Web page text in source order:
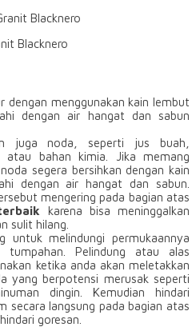
Blacknero
dengan menggunakan kain lembut
dengan air hangat dan sabun
juga noda, seperti jus buah,
atau bahan kimia. Jika memang
segera bersihkan dengan kain
dengan air hangat dan sabun.
mengering pada bagian atas
karena bisa meninggalkan
sulit hilang.
untuk melindungi permukaannya
tumpahan. Pelindung atau alas
ketika anda akan meletakkan
yang berpotensi merusak seperti
dingin. Kemudian hindari
secara langsung pada bagian atas
goresan.